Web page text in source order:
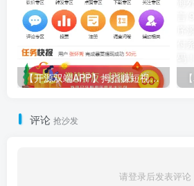
【开源双端APP】拇指赚短视频任务平台源码｜关注点赞+秒提现｜微信支付宝双支付｜卓创源码网独家
评论 抢沙发
请登录后发表评论